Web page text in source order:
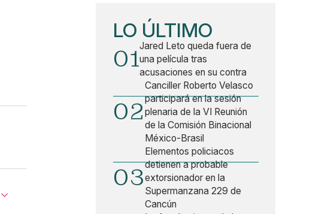
LO ÚLTIMO
01Jared Leto queda fuera de
una película tras
acusaciones en su contra
02
Canciller Roberto Velasco
participará en la sesión
plenaria de la VI Reunión
de la Comisión Binacional
México-Brasil
03
Elementos policiacos
detienen a probable
extorsionador en la
Supermanzana 229 de
Cancún